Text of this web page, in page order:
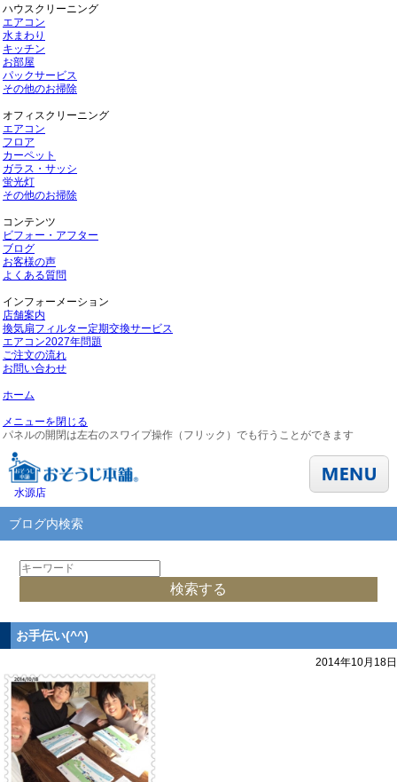
ハウスクリーニング
エアコン
水まわり
キッチン
お部屋
パックサービス
その他のお掃除
オフィスクリーニング
エアコン
フロア
カーペット
ガラス・サッシ
蛍光灯
その他のお掃除
コンテンツ
ビフォー・アフター
ブログ
お客様の声
よくある質問
インフォーメーション
店舗案内
換気扇フィルター定期交換サービス
エアコン2027年問題
ご注文の流れ
お問い合わせ
ホーム
メニューを閉じる
パネルの開閉は左右のスワイプ操作（フリック）でも行うことができます
水源店
ブログ内検索
お手伝い(^^)
2014年10月18日